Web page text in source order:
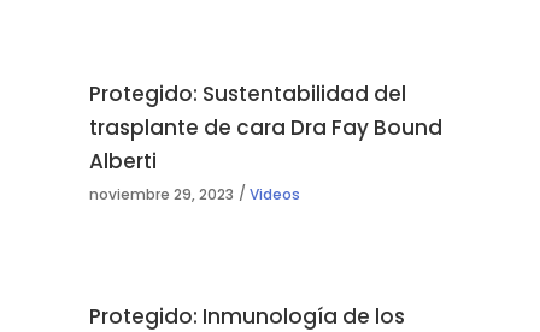
Protegido: Sustentabilidad del
trasplante de cara Dra Fay Bound
Alberti
noviembre 29, 2023 Videos
Protegido: Inmunología de los